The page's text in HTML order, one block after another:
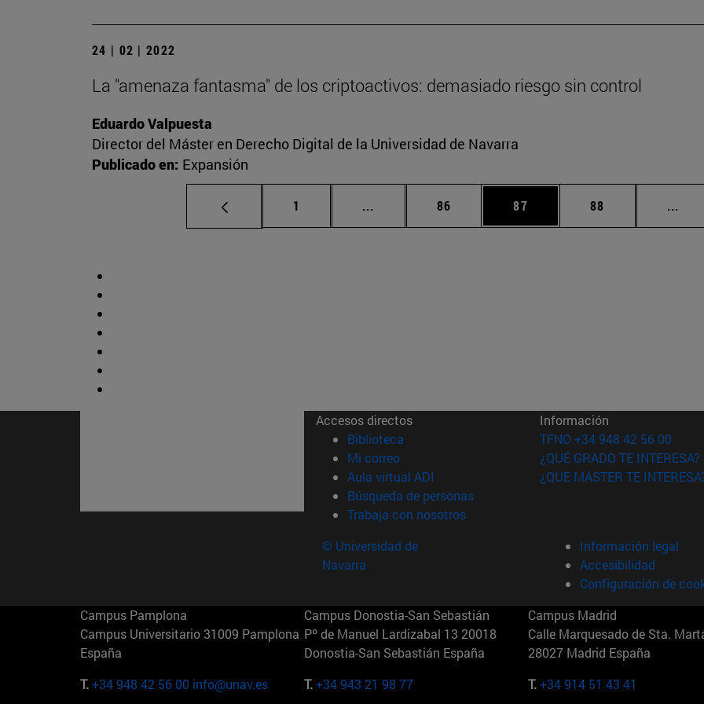
24 | 02 | 2022
La "amenaza fantasma" de los criptoactivos: demasiado riesgo sin control
Eduardo Valpuesta
Director del Máster en Derecho Digital de la Universidad de Navarra
Publicado en: Expansión
Página
1 ... Páginas intermedias Use TAB para desplazarse.
Página
86 Página
87 Página
88 ...
Accesos directos
Biblioteca (abre en nueva ventana)
Mi correo(abre en nueva ventana)
Aula virtual ADI (abre en nueva ventana)
Búsqueda de personas(abre en nueva ventana)
Trabaja con nosotros(abre en nueva ventana)
Información
TFNO +34 948 42 56 00
¿QUÉ GRADO TE INTERESA?
¿QUÉ MÁSTER TE
© Universidad de
Navarra
Información legal
Accesibilidad
Configuración de
Campus Pamplona
Campus Universitario 31009 Pamplona
España
T.+34 948 42 56 00 info@unav.es
Campus Donostia-San Sebastián
Pº de Manuel Lardizabal 13 20018
Donostia-San Sebastián España
T.+34 943 21 98 77
Campus Madrid
Calle Marquesado de Sta.
28027 Madrid España
T.+34 914 51 43 41